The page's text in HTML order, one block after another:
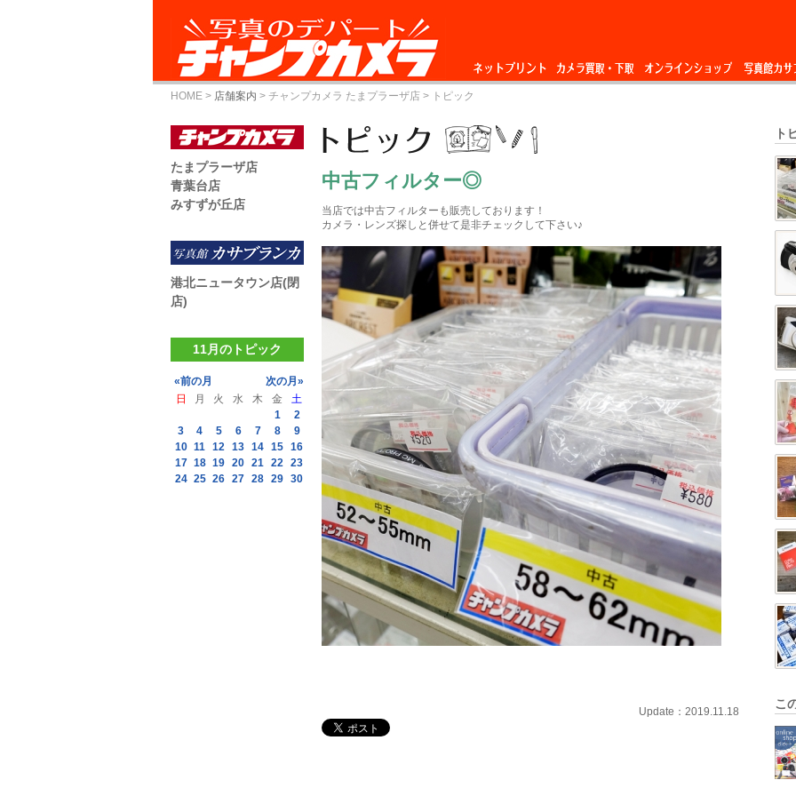
ネットプリント
カメラ買取・下
オンラインショップ 写真館カサ
HOME > 店舗案内 > チャンプカメラ たまプラーザ店 > トピック
中古フィルター◎
当店では中古フィルターも販売しております！
カメラ・レンズ探しと併せて是非チェックして下さい♪
Update：2019.11.18
たまプラーザ店
青葉台店
みすずが丘店
港北ニュータウン店(閉
店)
11月のトピック
«前の月
次の月»
日
月 火 水 木 金
土
1
2
3
4 5 6 7 8
9
10 11 12 13 14 15 16
17 18 19 20 21 22 23
24 25 26 27 28 29 30
ト
こ